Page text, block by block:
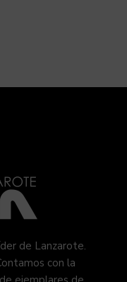
de Lanzarote.
con la